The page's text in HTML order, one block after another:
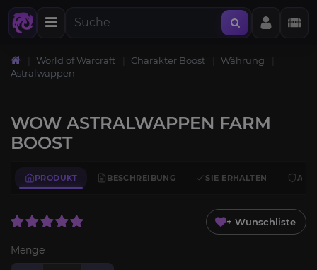
World of Warcraft Charakter Boost
Währung
Astralwappen
WOW ASTRALWAPPEN FARM
BOOST
PRODUKT BESCHREIBUNG SIE ERHALTEN
+ Wunschliste
Menge